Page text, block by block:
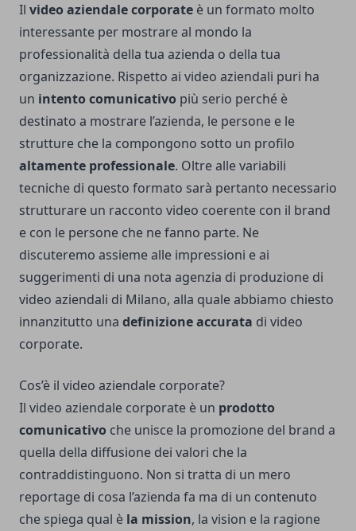
Il video aziendale corporate è un formato molto
interessante per mostrare al mondo la
professionalità della tua azienda o della tua
organizzazione. Rispetto ai video aziendali puri ha
un intento comunicativo più serio perché è
destinato a mostrare l’azienda, le persone e le
strutture che la compongono sotto un profilo
altamente professionale. Oltre alle variabili
tecniche di questo formato sarà pertanto necessario
strutturare un racconto video coerente con il brand
e con le persone che ne fanno parte. Ne
discuteremo assieme alle impressioni e ai
suggerimenti di una nota agenzia di produzione di
video aziendali di Milano, alla quale abbiamo chiesto
innanzitutto una definizione accurata di video
corporate.
Cos’è il video aziendale corporate?
Il video aziendale corporate è un prodotto
comunicativo che unisce la promozione del brand a
quella della diffusione dei valori che la
contraddistinguono. Non si tratta di un mero
reportage di cosa l’azienda fa ma di un contenuto
che spiega qual è la mission, la vision e la ragione